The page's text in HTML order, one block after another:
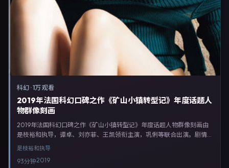
科幻 ·1万 观看
2019年法国科幻口碑之作《矿山小镇转型记》年度话题人
物群像刻画
2019年法国科幻口碑之作《矿山小镇转型记》年度话题人物群像刻画由
是枝裕和执导，谭卓、刘亦菲、王凯领衔主演，巩俐等联合出演。剧情以
科幻类型为主线，融合法国本土叙事与人物弧光，适合检索「科幻电影
络平台首播，支持高清与多语言字幕。影片在节奏、摄影与配乐上强调沉
是枝裕和执导
93分钟2019